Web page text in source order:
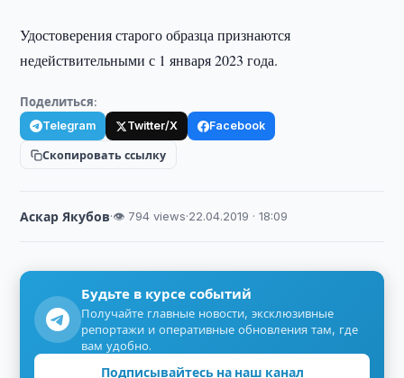
Удостоверения старого образца признаются
недействительными с 1 января 2023 года.
Поделиться:
Telegram Twitter/X Facebook
Скопировать ссылку
Аскар Якубов·👁 794 views·22.04.2019 · 18:09
Будьте в курсе событий
Получайте главные новости, эксклюзивные
репортажи и оперативные обновления там, где
вам удобно.
Подписывайтесь на наш канал